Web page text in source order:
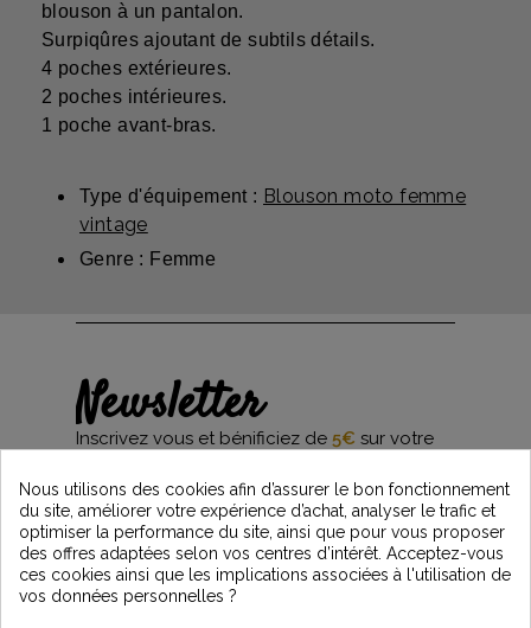
blouson à un pantalon.
Surpiqûres ajoutant de subtils détails.
4 poches extérieures.
2 poches intérieures.
1 poche avant-bras.
Type d'équipement : Blouson moto femme
vintage
Genre : Femme
Newsletter
Inscrivez vous et bénificiez de 5€ sur votre
et restez informés des dernières nouveautés
Vintage Motors
*Dès 99€ d'achat. En vous abonnant à notre newsletter, vous reconnaissez avoir pris
Nous utilisons des cookies afin d’assurer le bon fonctionnement
du site, améliorer votre expérience d’achat, analyser le trafic et
optimiser la performance du site, ainsi que pour vous proposer
des offres adaptées selon vos centres d’intérêt. Acceptez-vous
ces cookies ainsi que les implications associées à l'utilisation de
vos données personnelles ?